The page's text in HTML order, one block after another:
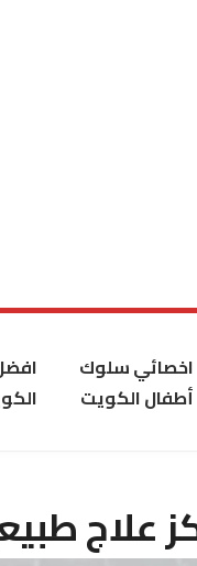
اخصائي سلوك
أطفال الكويت
علاج